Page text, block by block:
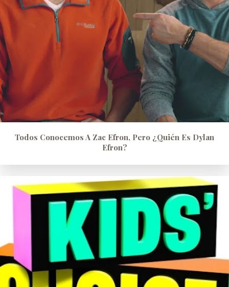
Todos Conocemos A Zac Efron, Pero ¿quién Es Dylan
Efron?